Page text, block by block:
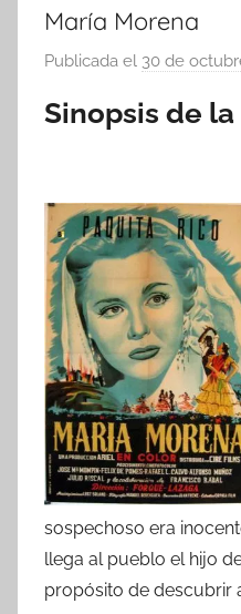
María Morena
Publicada el 30 de
Sinopsis de
sospechoso era
llega al pueblo el hijo
propósito de descubrir